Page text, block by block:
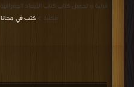
مكتبة >كتب في مجانا